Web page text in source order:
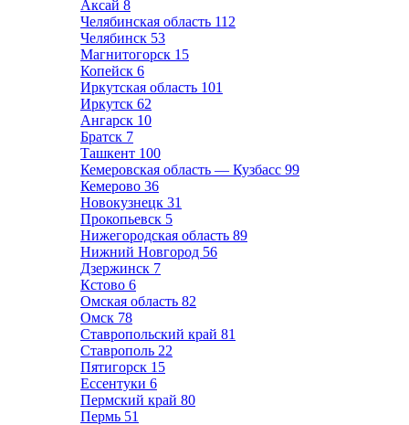
Аксай 8
Челябинская область 112
Челябинск 53
Магнитогорск 15
Копейск 6
Иркутская область 101
Иркутск 62
Ангарск 10
Братск 7
Ташкент 100
Кемеровская область — Кузбасс 99
Кемерово 36
Новокузнецк 31
Прокопьевск 5
Нижегородская область 89
Нижний Новгород 56
Дзержинск 7
Кстово 6
Омская область 82
Омск 78
Ставропольский край 81
Ставрополь 22
Пятигорск 15
Ессентуки 6
Пермский край 80
Пермь 51